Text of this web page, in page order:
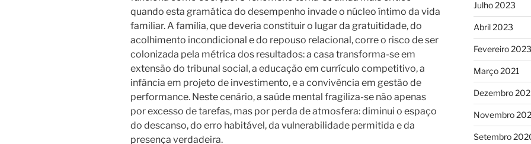
quando esta gramática do desempenho invade o núcleo íntimo da vida
familiar. A família, que deveria constituir o lugar da gratuitidade, do
acolhimento incondicional e do repouso relacional, corre o risco de ser
colonizada pela métrica dos resultados: a casa transforma-se em
extensão do tribunal social, a educação em currículo competitivo, a
infância em projeto de investimento, e a convivência em gestão de
performance. Neste cenário, a saúde mental fragiliza-se não apenas
por excesso de tarefas, mas por perda de atmosfera: diminui o espaço
do descanso, do erro habitável, da vulnerabilidade permitida e da
presença verdadeira.
Julho 2023
Abril 2023
Fevereiro 2023
Março 2021
Dezembro
Novembro
Setembro